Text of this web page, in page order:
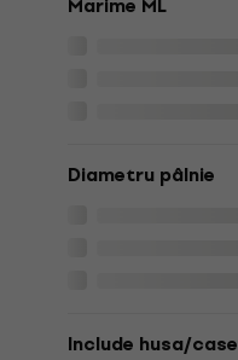
Marime ML
Diametru pâlnie
Include husa/case